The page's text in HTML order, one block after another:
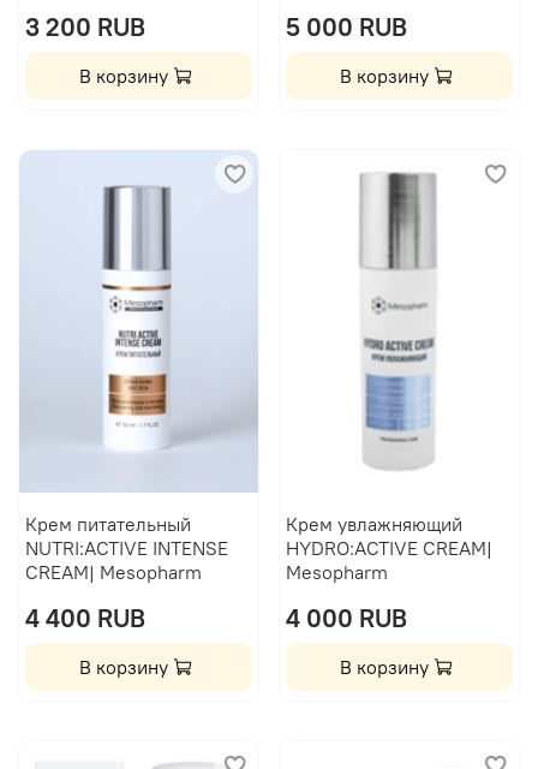
3 200 RUB
В корзину
5 000 RUB
В корзину
Крем питательный
NUTRI:ACTIVE INTENSE
CREAM| Mesopharm
4 400 RUB
В корзину
Крем увлажняющий
HYDRO:ACTIVE CREAM|
Mesopharm
4 000 RUB
В корзину